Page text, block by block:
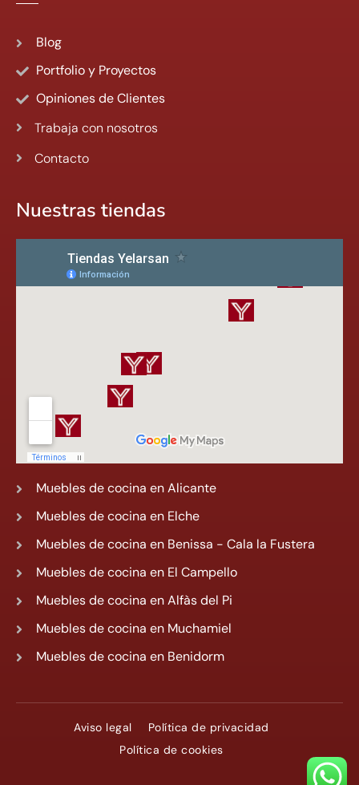
Blog
Portfolio y Proyectos
Opiniones de Clientes
Trabaja con nosotros
Contacto
Nuestras tiendas
Muebles de cocina en Alicante
Muebles de cocina en Elche
Muebles de cocina en Benissa - Cala la Fustera
Muebles de cocina en El Campello
Muebles de cocina en Alfàs del Pi
Muebles de cocina en Muchamiel
Muebles de cocina en Benidorm
Aviso legal
Política de privacidad
Política de cookies